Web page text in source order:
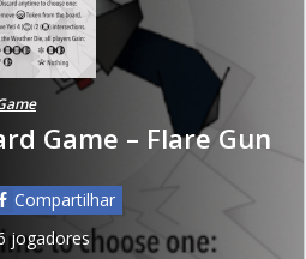
Game – Flare Gun
Compartilhar
jogadores